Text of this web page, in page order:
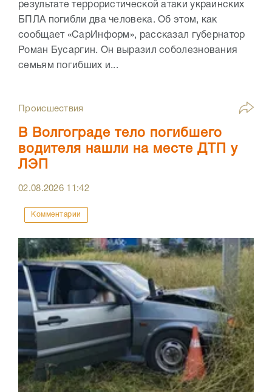
результате террористической атаки украинских
БПЛА погибли два человека. Об этом, как
сообщает «СарИнформ», рассказал губернатор
Роман Бусаргин. Он выразил соболезнования
семьям погибших и...
Происшествия
В Волгограде тело погибшего
водителя нашли на месте ДТП у
ЛЭП
02.08.2026 11:42
Комментарии